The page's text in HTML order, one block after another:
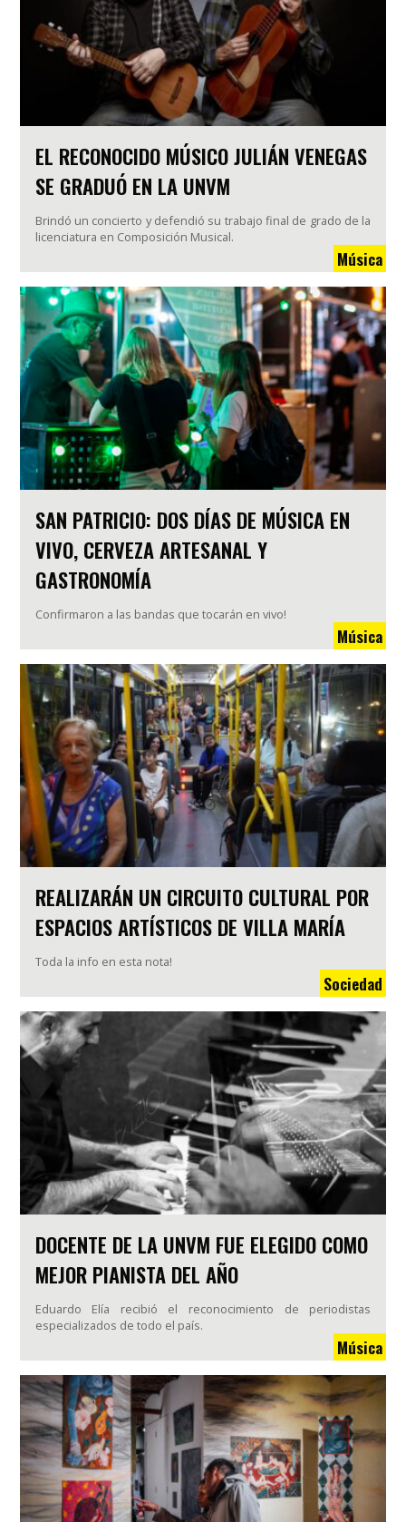
EL RECONOCIDO MÚSICO JULIÁN VENEGAS
SE GRADUÓ EN LA UNVM
Brindó un concierto y defendió su trabajo final de grado de la
licenciatura en Composición Musical.
Música
SAN PATRICIO: DOS DÍAS DE MÚSICA EN
VIVO, CERVEZA ARTESANAL Y
GASTRONOMÍA
Confirmaron a las bandas que tocarán en vivo!
Música
REALIZARÁN UN CIRCUITO CULTURAL POR
ESPACIOS ARTÍSTICOS DE VILLA MARÍA
Toda la info en esta nota!
Sociedad
DOCENTE DE LA UNVM FUE ELEGIDO COMO
MEJOR PIANISTA DEL AÑO
Eduardo Elía recibió el reconocimiento de periodistas
especializados de todo el país.
Música